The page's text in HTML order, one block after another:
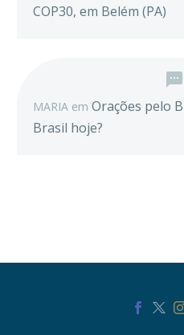
COP30, em Belém (PA)
MARIA em Orações pelo
Brasil hoje?